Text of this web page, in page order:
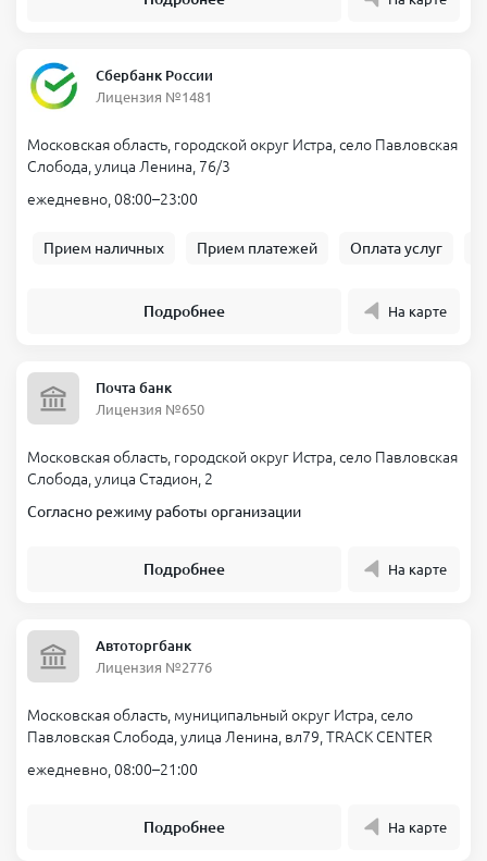
Сбербанк России
Лицензия №1481
Московская область, городской округ Истра, село Павловская
Слобода, улица Ленина, 76/3
ежедневно, 08:00–23:00
Прием наличных Прием платежей Оплата услуг
Подробнее На карте
Почта банк
Лицензия №650
Московская область, городской округ Истра, село Павловская
Слобода, улица Стадион, 2
Согласно режиму работы организации
Подробнее На карте
Автоторгбанк
Лицензия №2776
Московская область, муниципальный округ Истра, село
Павловская Слобода, улица Ленина, вл79, TRACK CENTER
ежедневно, 08:00–21:00
Подробнее На карте